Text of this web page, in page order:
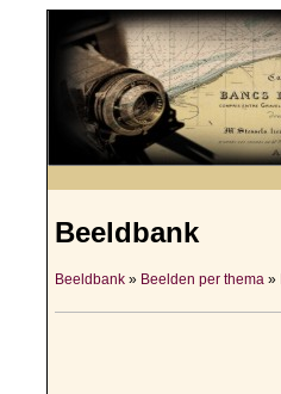
Beeldbank
Beeldbank » Beelden per thema »